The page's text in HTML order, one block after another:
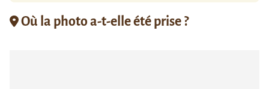
Où la photo a-t-elle été prise ?